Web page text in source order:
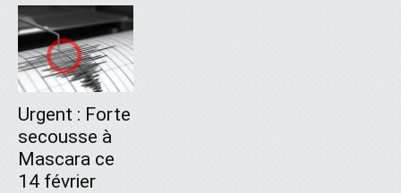
Urgent : Forte
secousse à
Mascara ce
14 février